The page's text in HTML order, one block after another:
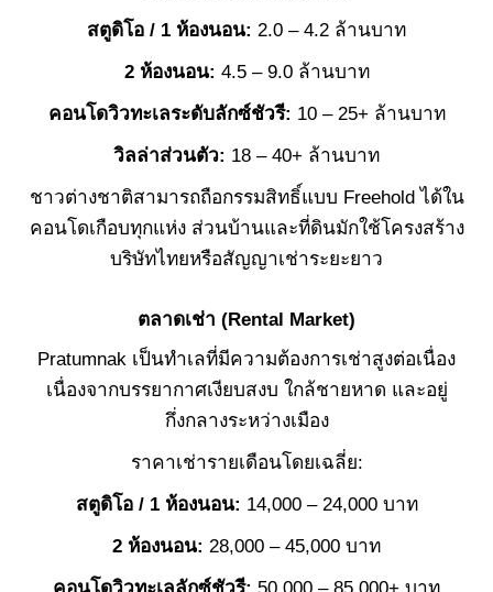
สตูดิโอ / 1 ห้องนอน: 2.0 – 4.2 ล้านบาท
2 ห้องนอน: 4.5 – 9.0 ล้านบาท
คอนโดวิวทะเลระดับลักซ์ชัวรี: 10 – 25+ ล้านบาท
วิลล่าส่วนตัว: 18 – 40+ ล้านบาท
ชาวต่างชาติสามารถถือกรรมสิทธิ์แบบ Freehold ได้ใน
คอนโดเกือบทุกแห่ง ส่วนบ้านและที่ดินมักใช้โครงสร้าง
บริษัทไทยหรือสัญญาเช่าระยะยาว
ตลาดเช่า (Rental Market)
Pratumnak เป็นทำเลที่มีความต้องการเช่าสูงต่อเนื่อง
เนื่องจากบรรยากาศเงียบสงบ ใกล้ชายหาด และอยู่
กึ่งกลางระหว่างเมือง
ราคาเช่ารายเดือนโดยเฉลี่ย:
สตูดิโอ / 1 ห้องนอน: 14,000 – 24,000 บาท
2 ห้องนอน: 28,000 – 45,000 บาท
คอนโดวิวทะเลลักซ์ชัวรี: 50,000 – 85,000+ บาท